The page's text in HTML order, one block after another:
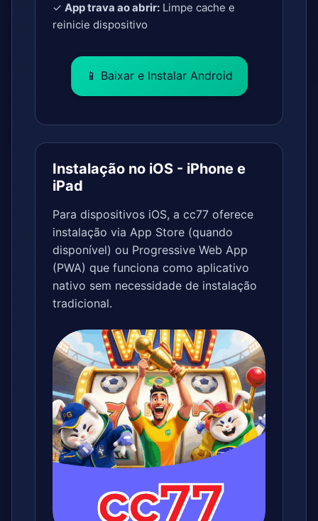
✓ App trava ao abrir: Limpe cache e
reinicie dispositivo
📱 Baixar e Instalar Android
Instalação no iOS - iPhone e
iPad
Para dispositivos iOS, a cc77 oferece
instalação via App Store (quando
disponível) ou Progressive Web App
(PWA) que funciona como aplicativo
nativo sem necessidade de instalação
tradicional.